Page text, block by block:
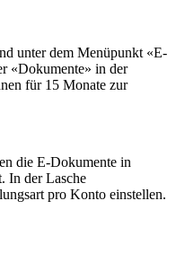
unter dem Menüpunkt «E-
«Dokumente» in der
für 15 Monate zur
die E-Dokumente in
In der Lasche
pro Konto einstellen.